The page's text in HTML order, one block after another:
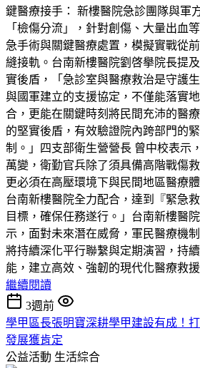
鍵醫療接手： 新樓醫院急診團隊與軍
「檢傷分流」，針對創傷、大量出血
急手術與關鍵醫療處置，模擬實戰從
縫接軌。台南新樓醫院劉啓擧院長提
實後盾，「急診室與醫療救治是守護
與國軍建立的支援協定，不僅能落實
合，更能在關鍵時刻將民間充沛的醫
的堅實後盾，有效驗證院內跨部門的
制。」四支部衛生營營長 曾中校表示
萬變，衛勤官兵除了須具備高階戰傷
更必須在高壓環境下與民間地區醫療
台南新樓醫院全力配合，達到『緊急
目標，確保任務遂行。」台南新樓醫
示，面對未來潛在威脅，軍民醫療機
將持續深化平行聯繫與定期演習，持
能，建立高效、強韌的現代化醫療救援
繼續閱讀
3週前
學甲區長張明寶深耕學甲建設有成！
發展獲肯定
公益活動 生活綜合